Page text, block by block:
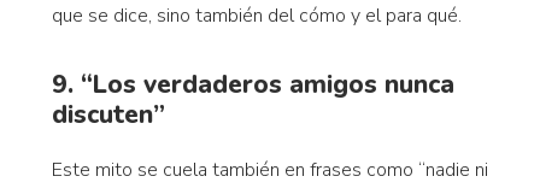
que se dice, sino también del cómo y el para qué.
9. “Los verdaderos amigos nunca
discuten”
Este mito se cuela también en frases como “nadie ni